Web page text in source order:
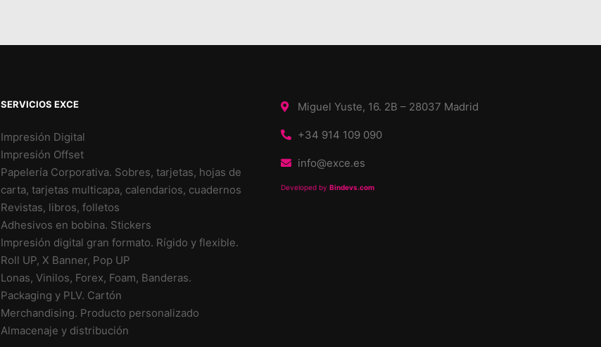
SERVICIOS EXCE
Impresión Digital
Impresión Offset
Papelería Corporativa. Sobres, tarjetas, hojas de
carta, tarjetas multicapa, calendarios, cuadernos
Revistas, libros, folletos
Adhesivos en bobina. Stickers
Impresión digital gran formato. Rígido y flexible.
Roll UP, X Banner, Pop UP
Lonas, Vinilos, Forex, Foam, Banderas.
Packaging y PLV. Cartón
Merchandising. Producto personalizado
Almacenaje y distribución
Miguel Yuste, 16. 2B – 28037 Madrid
+34 914 109 090
info@exce.es
Developed by Bindevs.com